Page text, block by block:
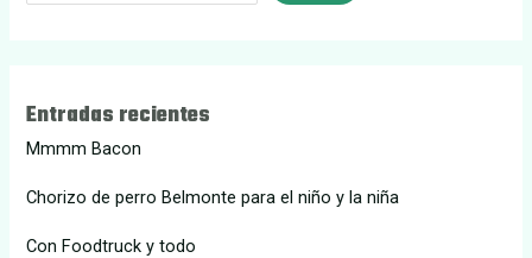
Entradas recientes
Mmmm Bacon
Chorizo de perro Belmonte para el niño y la niña
Con Foodtruck y todo